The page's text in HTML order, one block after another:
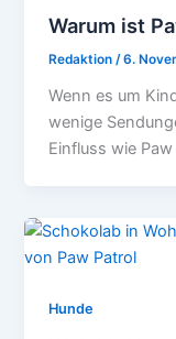
Warum ist
Redaktion/6.
Wenn es um
wenige
Einfluss wie
Hunde